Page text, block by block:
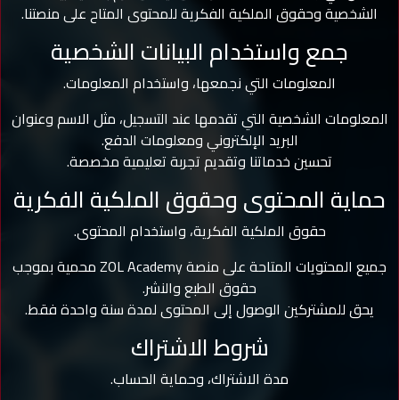
الشخصية وحقوق الملكية الفكرية للمحتوى المتاح على منصتنا.
جمع واستخدام البيانات الشخصية
المعلومات التي نجمعها، واستخدام المعلومات.
المعلومات الشخصية التي تقدمها عند التسجيل، مثل الاسم وعنوان
البريد الإلكتروني ومعلومات الدفع.
تحسين خدماتنا وتقديم تجربة تعليمية مخصصة.
حماية المحتوى وحقوق الملكية الفكرية
حقوق الملكية الفكرية، واستخدام المحتوى.
جميع المحتويات المتاحة على منصة ZOL Academy محمية بموجب
حقوق الطبع والنشر.
يحق للمشتركين الوصول إلى المحتوى لمدة سنة واحدة فقط.
شروط الاشتراك
مدة الاشتراك، وحماية الحساب.